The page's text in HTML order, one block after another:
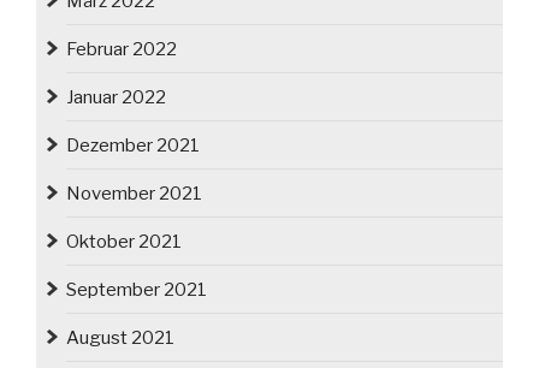
Februar 2022
Januar 2022
Dezember 2021
November 2021
Oktober 2021
September 2021
August 2021